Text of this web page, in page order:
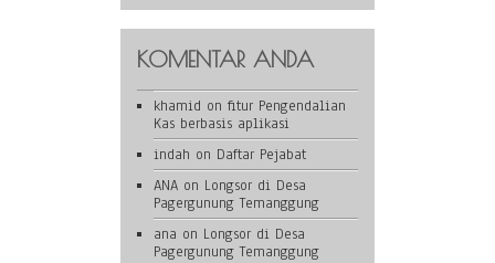
KOMENTAR ANDA
khamid on fitur Pengendalian
Kas berbasis aplikasi
indah on Daftar Pejabat
ANA on Longsor di Desa
Pagergunung Temanggung
ana on Longsor di Desa
Pagergunung Temanggung